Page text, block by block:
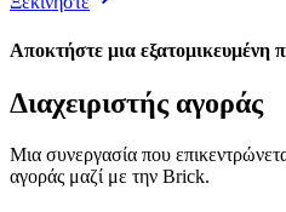
Αποκτήστε μια εξατομικευμένη
Διαχειριστής αγοράς
Μια συνεργασία που
αγοράς μαζί με την Brick.